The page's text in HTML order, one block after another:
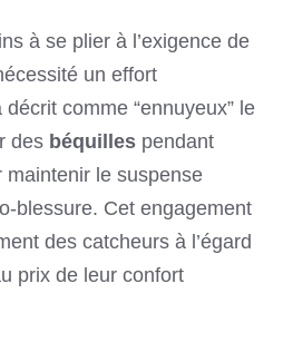
à se plier à l’exigence de
un effort
comme “ennuyeux” le
des béquilles pendant
maintenir le suspense
blessure. Cet engagement
des catcheurs à l’égard
prix de leur confort